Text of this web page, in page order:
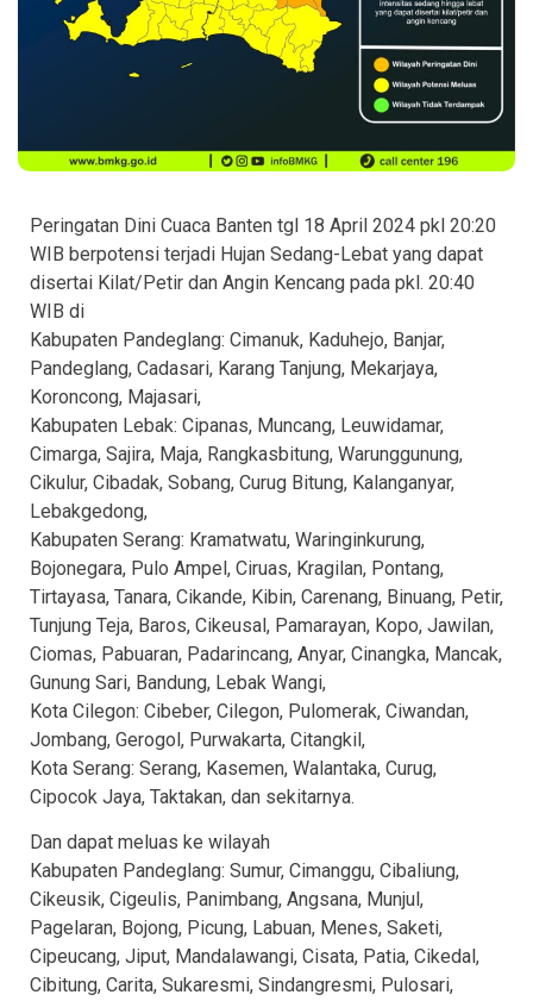
Peringatan Dini Cuaca Banten tgl 18 April 2024 pkl 20:20
WIB berpotensi terjadi Hujan Sedang-Lebat yang dapat
disertai Kilat/Petir dan Angin Kencang pada pkl. 20:40
WIB di
Kabupaten Pandeglang: Cimanuk, Kaduhejo, Banjar,
Pandeglang, Cadasari, Karang Tanjung, Mekarjaya,
Koroncong, Majasari,
Kabupaten Lebak: Cipanas, Muncang, Leuwidamar,
Cimarga, Sajira, Maja, Rangkasbitung, Warunggunung,
Cikulur, Cibadak, Sobang, Curug Bitung, Kalanganyar,
Lebakgedong,
Kabupaten Serang: Kramatwatu, Waringinkurung,
Bojonegara, Pulo Ampel, Ciruas, Kragilan, Pontang,
Tirtayasa, Tanara, Cikande, Kibin, Carenang, Binuang, Petir,
Tunjung Teja, Baros, Cikeusal, Pamarayan, Kopo, Jawilan,
Ciomas, Pabuaran, Padarincang, Anyar, Cinangka, Mancak,
Gunung Sari, Bandung, Lebak Wangi,
Kota Cilegon: Cibeber, Cilegon, Pulomerak, Ciwandan,
Jombang, Gerogol, Purwakarta, Citangkil,
Kota Serang: Serang, Kasemen, Walantaka, Curug,
Cipocok Jaya, Taktakan, dan sekitarnya.
Dan dapat meluas ke wilayah
Kabupaten Pandeglang: Sumur, Cimanggu, Cibaliung,
Cikeusik, Cigeulis, Panimbang, Angsana, Munjul,
Pagelaran, Bojong, Picung, Labuan, Menes, Saketi,
Cipeucang, Jiput, Mandalawangi, Cisata, Patia, Cikedal,
Cibitung, Carita, Sukaresmi, Sindangresmi, Pulosari,